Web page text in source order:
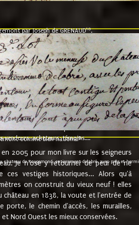
par Joseph de GRENAUD10.
treze le ving neuvième jour du mois de
Claude Guillaume de Moyriat chevalier baron
et irrevocablement a monseigneur monsieur
roy au parlement de Bourgogne, present et
la Vellière a sur ses hommes, indivisables et
comme le dit seigneur Baron et ses
des terriers, etc... au prix de 880 livre louis
vendeurs, acheteurs, témoins....
comme bien national9.
de Rougemond, entierement delabré, avec près et
2005 pour mon livre sur les seigneurs
Je n'ose y retourner de peur de ne
ces vestiges historiques... Alors qu'à
on construit du vieux neuf ! elles
château en 1838, la voute et l'entrée de
porte, le chemin d'accès, les murailles,
Nord Ouest les mieux conservées.